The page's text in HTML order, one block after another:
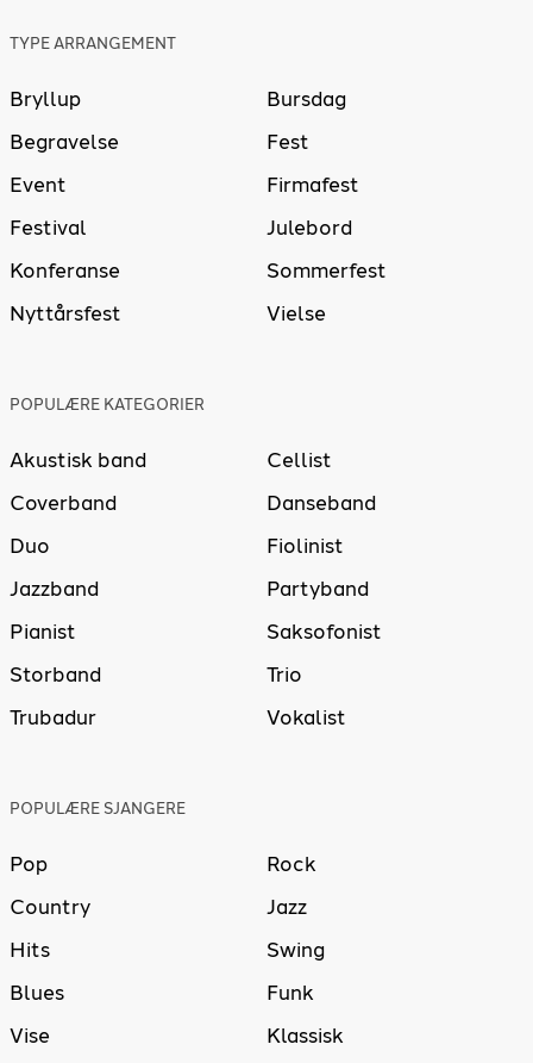
TYPE ARRANGEMENT
Bryllup
Bursdag
Begravelse
Fest
Event
Firmafest
Festival
Julebord
Konferanse
Sommerfest
Nyttårsfest
Vielse
POPULÆRE KATEGORIER
Akustisk band
Cellist
Coverband
Danseband
Duo
Fiolinist
Jazzband
Partyband
Pianist
Saksofonist
Storband
Trio
Trubadur
Vokalist
POPULÆRE SJANGERE
Pop
Rock
Country
Jazz
Hits
Swing
Blues
Funk
Vise
Klassisk